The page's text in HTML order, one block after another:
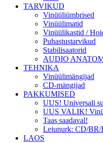
TARVIKUD
Vinüüliümbrised
Vinüülimatid
Vinüülikastid /
Puhastustarvikud
Stabilisaatorid
AUDIO
TEHNIKA
Vinüülimängijad
CD-mängijad
PAKKUMISED
UUS! Universali
UUS VALIK!
Taas saadaval!
Leiunurk: CD/BR/
LAOS